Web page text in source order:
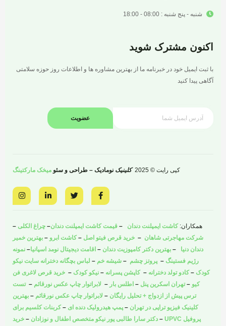
شنبه - پنج شنبه : 08:00 - 18:00
اکنون مشترک شوید
با ثبت ایمیل خود در خبرنامه ما از بهترین مشاوره ها و اطلاعات روز حوزه سلامتی
آگاهی پیدا کنید
عضویت
کپی رایت © 2025 کلینیک نومادیک – طراحی و سئو میخک مارکتینگ
F
a
c
o
o
k
-
w
i
e
r
L
i
n
d
-
n
I
n
s
g
r
a
m
همکاران: کاشت ایمپلنت دندان – قیمت کاشت ایمپلنت دندان– چراغ الکلی –
شرکت مهاجرتی شاهان – خرید قرص فیتو اصل –کاشت ابرو – بهترین خمیر
دندان دنیا – بهترین دکتر کامپوزیت دندان – اقامت دیجیتال نومد اسپانیا– نمونه
رژیم فستینگ – پروتز چشم – شیشه خم – لباس بچگانه دخترانه سایت نیکو
کودک –کادو تولد دخترانه –کاپشن پسرانه – نیکو کودک – خرید قرص لاغری فن
کیو –تهران اسکرین پنل – اطلس بار – لابراتوار چاپ عکس نورقائم –تست
ترس پیش از ازدواج + تحلیل رایگان – لابراتوار چاپ عکس نورقائم – بهترین
کلینیک فیزیو تراپی در تهران – پمپ هیدرولیک دنده ای –کربنات کلسیم برای
پروفیل UPVC
– دکتر سارا طالبی پور نیکو متخصص اطفال و نوزادان – خرید